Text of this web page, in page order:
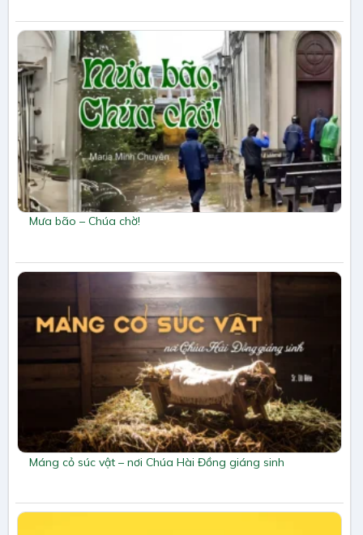
Mưa bão – Chúa chờ!
Máng cỏ súc vật – nơi Chúa Hài Đồng giáng sinh